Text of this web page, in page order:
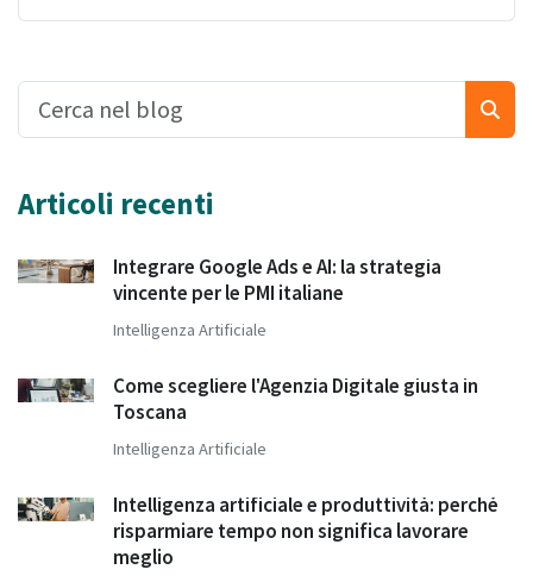
Articoli recenti
Integrare Google Ads e AI: la strategia
vincente per le PMI italiane
Intelligenza Artificiale
Come scegliere l'Agenzia Digitale giusta in
Toscana
Intelligenza Artificiale
Intelligenza artificiale e produttività: perché
risparmiare tempo non significa lavorare
meglio